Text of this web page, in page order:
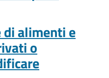
alimenti e
o